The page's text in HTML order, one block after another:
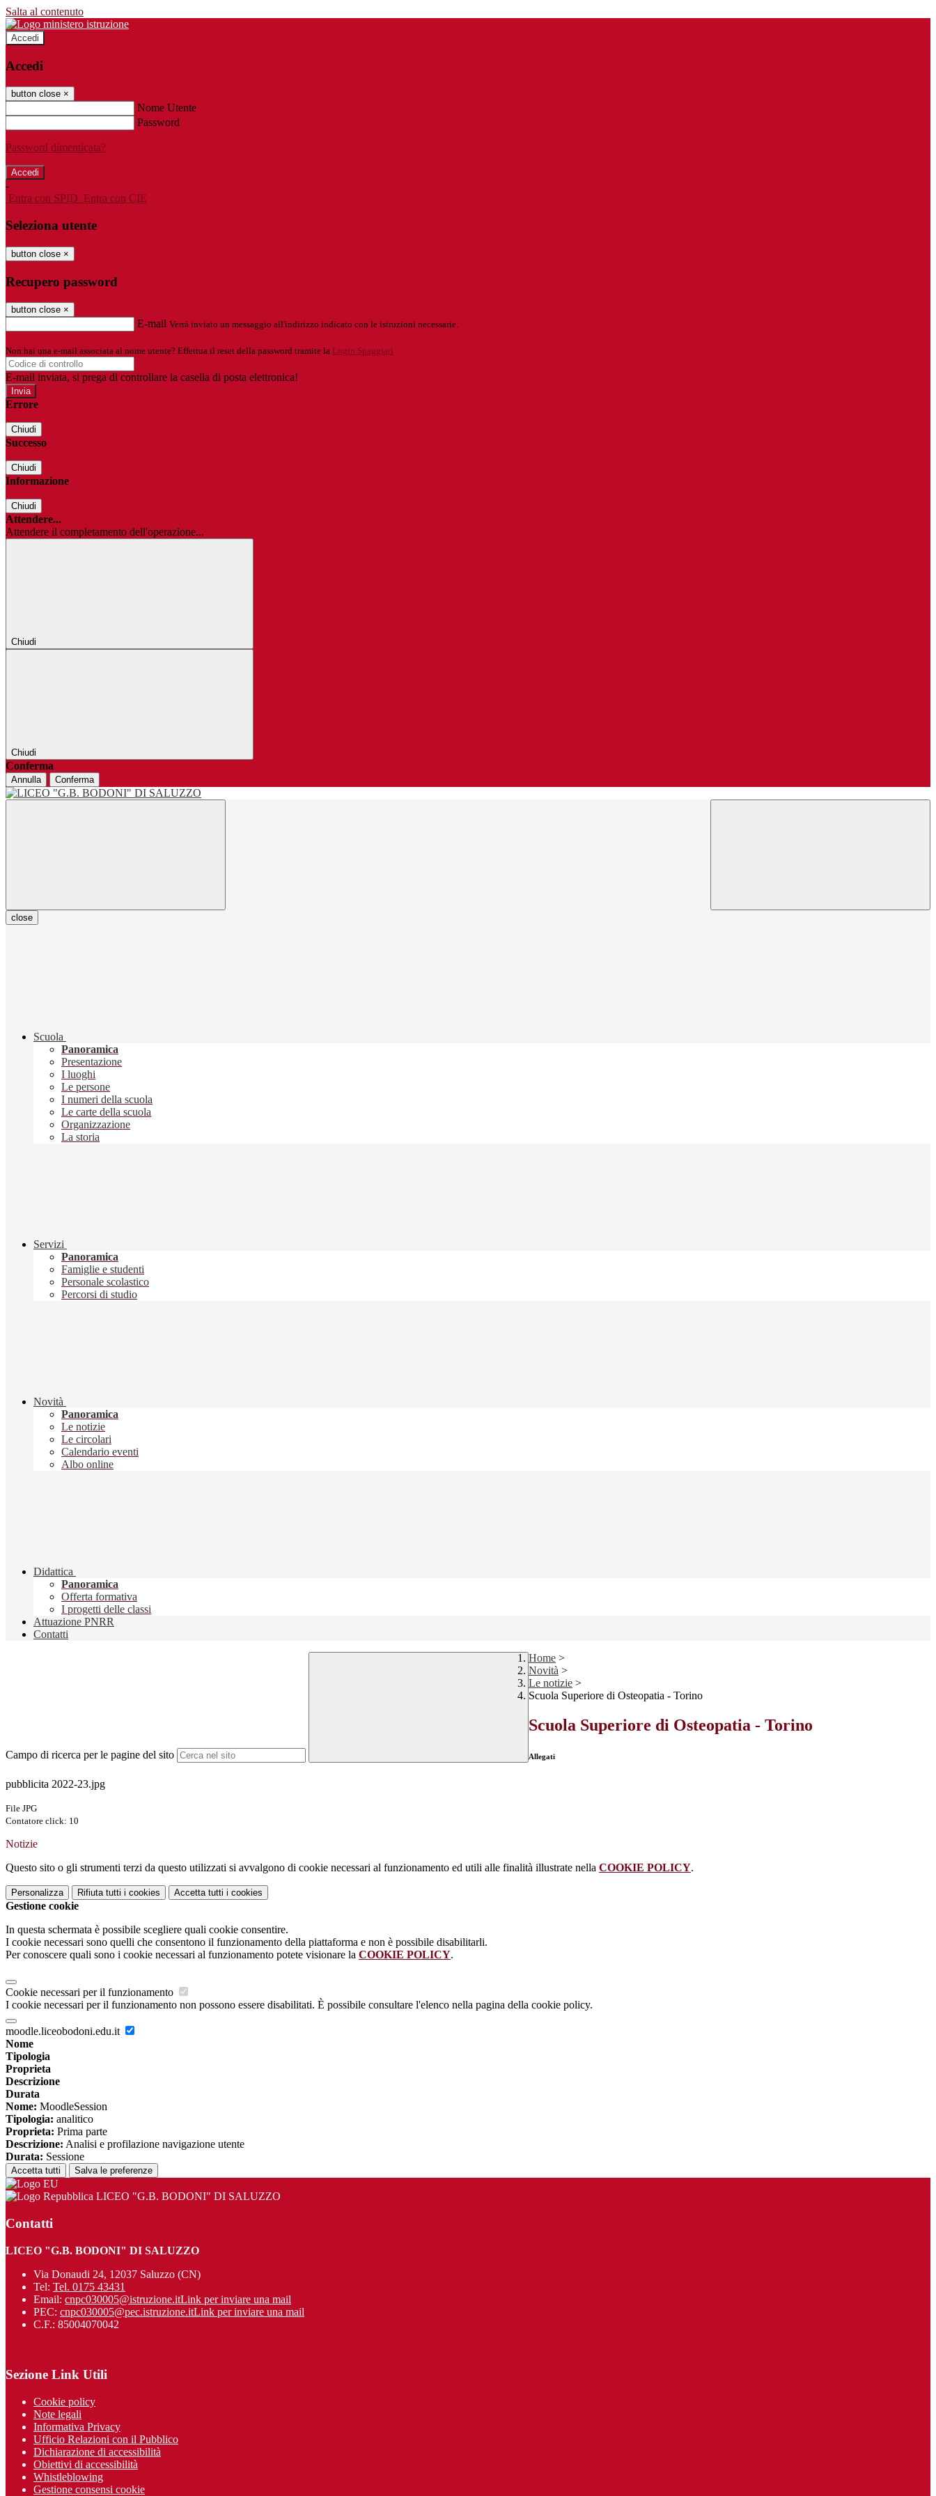
Salta al contenuto
Accedi
Accedi
button close ×
Nome Utente
Password
Password dimenticata?
-
Entra con SPID Entra con CIE
Seleziona utente
button close ×
Recupero password
button close ×
E-mail Verrà inviato un messaggio all'indirizzo indicato con le istruzioni necessarie.
Non hai una e-mail associata al nome utente? Effettua il reset della password tramite la Login Spaggiari
E-mail inviata, si prega di controllare la casella di posta elettronica!
Errore
Chiudi
Successo
Chiudi
Informazione
Chiudi
Attendere...
Attendere il completamento dell'operazione...
Chiudi
Chiudi
Conferma
Annulla Conferma
close
Scuola
Panoramica
Presentazione
I luoghi
Le persone
I numeri della scuola
Le carte della scuola
Organizzazione
La storia
Servizi
Panoramica
Famiglie e studenti
Personale scolastico
Percorsi di studio
Novità
Panoramica
Le notizie
Le circolari
Calendario eventi
Albo online
Didattica
Panoramica
Offerta formativa
I progetti delle classi
Attuazione PNRR
Contatti
Campo di ricerca per le pagine del sito
Home >
Novità >
Le notizie >
Scuola Superiore di Osteopatia - Torino
Scuola Superiore di Osteopatia - Torino
Allegati
pubblicita 2022-23.jpg
File JPG
Contatore click: 10
Notizie
Questo sito o gli strumenti terzi da questo utilizzati si avvalgono di cookie necessari al funzionamento ed utili alle finalità illustrate nella COOKIE POLICY.
Personalizza Rifiuta tutti i cookies Accetta tutti i cookies
Gestione cookie
In questa schermata è possibile scegliere quali cookie consentire.
I cookie necessari sono quelli che consentono il funzionamento della piattaforma e non è possibile disabilitarli.
Per conoscere quali sono i cookie necessari al funzionamento potete visionare la COOKIE POLICY.
Cookie necessari per il funzionamento
I cookie necessari per il funzionamento non possono essere disabilitati. È possibile consultare l'elenco nella pagina della cookie policy.
moodle.liceobodoni.edu.it
Nome
Tipologia
Proprieta
Descrizione
Durata
Nome: MoodleSession
Tipologia: analitico
Proprieta: Prima parte
Descrizione: Analisi e profilazione navigazione utente
Durata: Sessione
Accetta tutti Salva le preferenze
LICEO "G.B. BODONI" DI SALUZZO
Contatti
LICEO "G.B. BODONI" DI SALUZZO
Via Donaudi 24, 12037 Saluzzo (CN)
Tel: Tel. 0175 43431
Email: cnpc030005@istruzione.itLink per inviare una mail
PEC: cnpc030005@pec.istruzione.itLink per inviare una mail
C.F.: 85004070042
Sezione Link Utili
Cookie policy
Note legali
Informativa Privacy
Ufficio Relazioni con il Pubblico
Dichiarazione di accessibilità
Obiettivi di accessibilità
Whistleblowing
Gestione consensi cookie